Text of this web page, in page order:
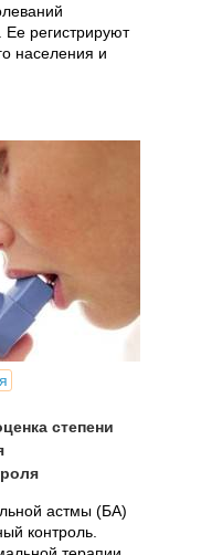
регистрируют
населения и
степени
астмы (БА)
контроль.